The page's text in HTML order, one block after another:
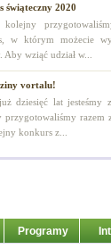
świąteczny 2020
w którym możecie
Aby wziąć udział w...
vortalu!
dziesięć lat jesteśmy
przygotowaliśmy razem
konkurs z...
Programy